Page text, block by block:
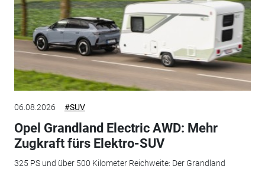
06.08.2026 #SUV
Opel Grandland Electric AWD: Mehr
Zugkraft fürs Elektro-SUV
325 PS und über 500 Kilometer Reichweite: Der Grandland